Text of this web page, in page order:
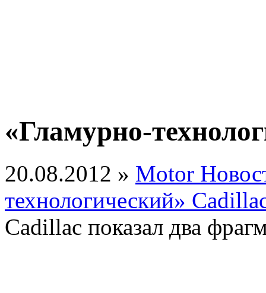
«Гламурно-
20.08.2012 » Motor
технологический»
Cadillac показал два